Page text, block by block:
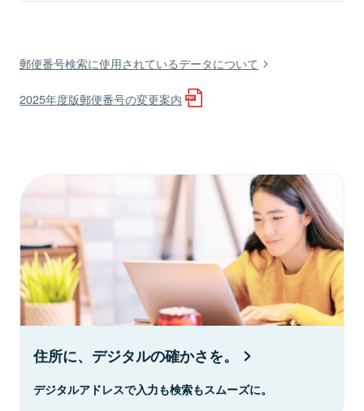
郵便番号検索に使用されているデータについて
2025年度版郵便番号の変更案内
住所に、デジタルの確かさを。
デジタルアドレスで入力も検索もスムーズに。